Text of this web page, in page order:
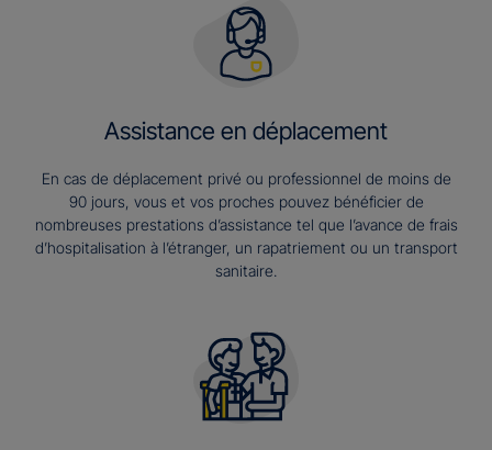
Assistance en déplacement
En cas de déplacement privé ou professionnel de moins de
90 jours, vous et vos proches pouvez bénéficier de
nombreuses prestations d’assistance tel que l’avance de frais
d’hospitalisation à l’étranger, un rapatriement ou un transport
sanitaire.